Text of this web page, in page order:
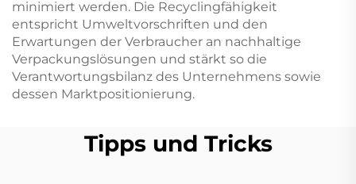
minimiert werden. Die Recyclingfähigkeit
entspricht Umweltvorschriften und den
Erwartungen der Verbraucher an nachhaltige
Verpackungslösungen und stärkt so die
Verantwortungsbilanz des Unternehmens sowie
dessen Marktpositionierung.
Tipps und Tricks